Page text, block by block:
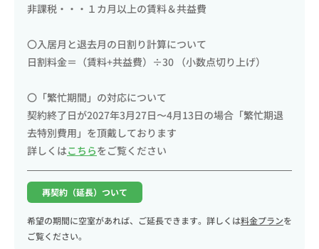
非課税・・・１カ月以上の賃料＆共益費
〇入居月と退去月の日割り計算について
日割料金＝（賃料+共益費）÷30 （小数点切り上げ）
〇「繁忙期間」の対応について
契約終了日が2027年3月27日〜4月13日の場合「繁忙期退
去特別費用」を頂戴しております
詳しくはこちらをご覧ください
再契約（延長）ついて
希望の期間に空室があれば、ご延長できます。詳しくは料金プランを
ご覧ください。